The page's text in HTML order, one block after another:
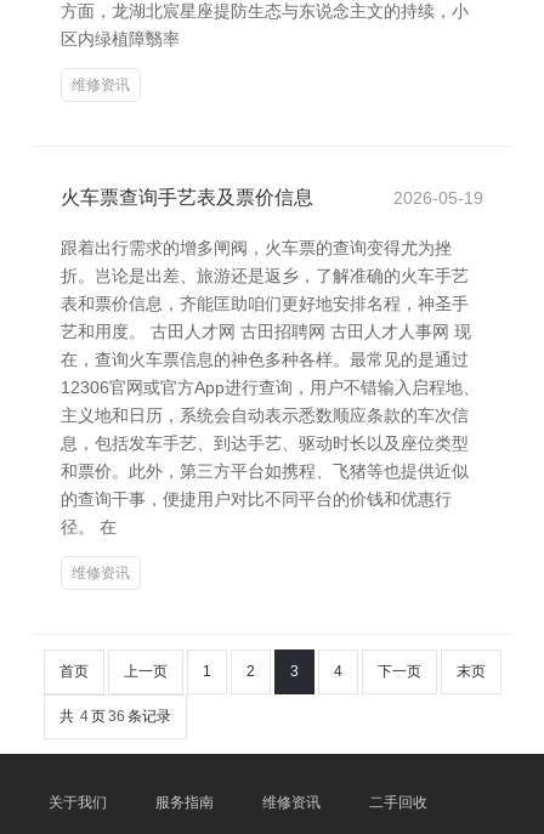
方面，龙湖北宸星座提防生态与东说念主文的持续，小
区内绿植障翳率
维修资讯
火车票查询手艺表及票价信息 2026-05-19
跟着出行需求的增多闸阀，火车票的查询变得尤为挫
折。岂论是出差、旅游还是返乡，了解准确的火车手艺
表和票价信息，齐能匡助咱们更好地安排名程，神圣手
艺和用度。 古田人才网 古田招聘网 古田人才人事网 现
在，查询火车票信息的神色多种各样。最常见的是通过
12306官网或官方App进行查询，用户不错输入启程地、
主义地和日历，系统会自动表示悉数顺应条款的车次信
息，包括发车手艺、到达手艺、驱动时长以及座位类型
和票价。此外，第三方平台如携程、飞猪等也提供近似
的查询干事，便捷用户对比不同平台的价钱和优惠行
径。 在
维修资讯
首页 上一页 1 2 3 4 下一页 末页
共 4页36 条记录
关于我们 服务指南 维修资讯 二手回收